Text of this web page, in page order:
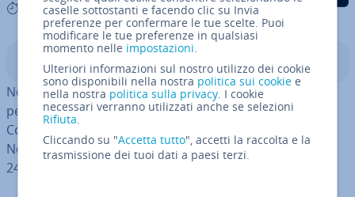
5 mins
Indice
Node.js è un ambiente di runtime Ja­va­Script che ti
permette di creare fa­cil­men­te ap­pli­ca­zio­ni lato server.
Con il
Node.js che viene eseguita come servizio su Ubuntu
24.04.
caselle sottostanti e facendo clic su Invia
preferenze per confermare le tue scelte. Puoi
modificare le tue preferenze in qualsiasi
momento nelle impostazioni.
Ulteriori informazioni sul nostro utilizzo dei cookie
sono disponibili nella nostra politica sui cookie e
nella nostra politica sulla privacy. I cookie
necessari verranno utilizzati anche se selezioni
Rifiuta.
Cliccando su "Accetta tutto", accetti la raccolta e la
trasmissione dei tuoi dati a paesi terzi.